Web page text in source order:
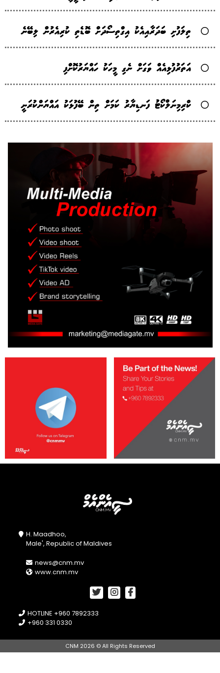
ތިލަފުށި ބަދަރާއިއެކު އިގްތިސޯދަށް ބޮޑެތި ކުރިއެރުން ލިބޭނެ
އަތަރުފުޅިއެއް ވަގަށް ނެގި މީހަކު ހައްޔަރުކޮށްފި
ކްރިމިނަލްކޯޓު ފަނޑިޔާރު ކަމަށް ތިން ބޭފުޅަކު އައްޔަންކުރަނީ
H. Maadhoo,
Male', Republic of Maldives
news@cnm.mv
www.cnm.mv
HOTLINE +960 7892333
+960 331 0330
CNM 2026 © All Rights Reserved